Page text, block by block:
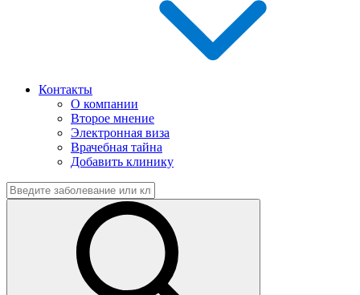
Контакты
О компании
Второе мнение
Электронная виза
Врачебная тайна
Добавить клинику